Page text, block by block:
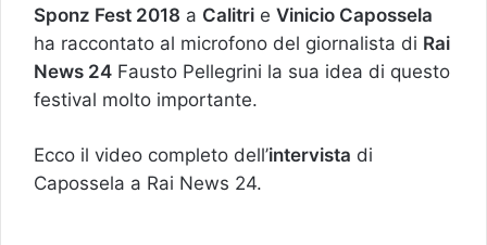
Sponz Fest 2018 a Calitri e Vinicio Capossela
ha raccontato al microfono del giornalista di Rai
News 24 Fausto Pellegrini la sua idea di questo
festival molto importante.
Ecco il video completo dell’intervista di
Capossela a Rai News 24.